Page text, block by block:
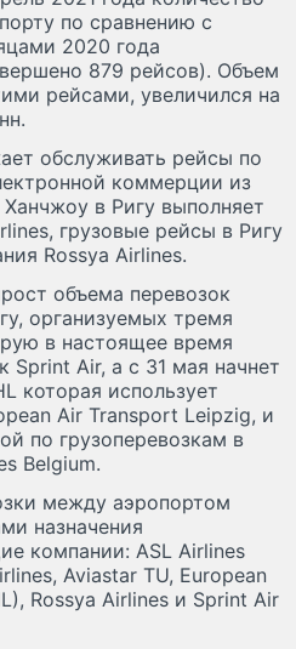
по сравнению с
2020 года
879 рейсов). Объем
рейсами, увеличился на
обслуживать рейсы по
коммерции из
в Ригу выполняет
грузовые рейсы в Ригу
Rossya Airlines.
объема перевозок
организуемых тремя
в настоящее время
Sprint Air, а с 31 мая начнет
которая использует
Air Transport Leipzig, и
по грузоперевозкам в
Belgium.
между аэропортом
назначения
компании: ASL Airlines
Aviastar TU, European
Rossya Airlines и Sprint Air